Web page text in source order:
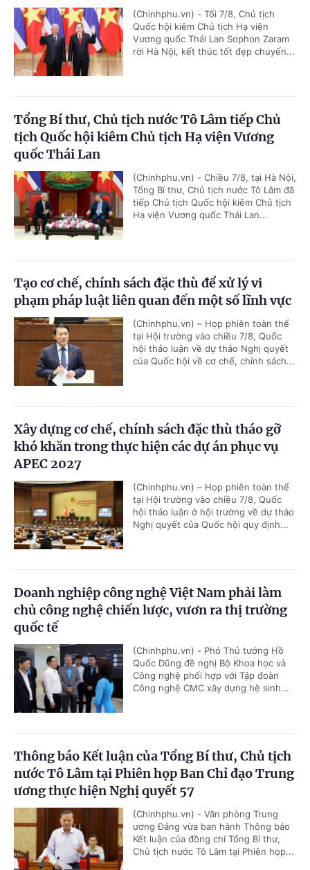
(Chinhphu.vn) - Tối 7/8, Chủ tịch
Quốc hội kiêm Chủ tịch Hạ viện
Vương quốc Thái Lan Sophon Zaram
rời Hà Nội, kết thúc tốt đẹp chuyến...
Tổng Bí thư, Chủ tịch nước Tô Lâm tiếp Chủ
tịch Quốc hội kiêm Chủ tịch Hạ viện Vương
quốc Thái Lan
(Chinhphu.vn) - Chiều 7/8, tại Hà Nội,
Tổng Bí thư, Chủ tịch nước Tô Lâm đã
tiếp Chủ tịch Quốc hội kiêm Chủ tịch
Hạ viện Vương quốc Thái Lan...
Tạo cơ chế, chính sách đặc thù để xử lý vi
phạm pháp luật liên quan đến một số lĩnh vực
(Chinhphu.vn) – Họp phiên toàn thể
tại Hội trường vào chiều 7/8, Quốc
hội thảo luận về dự thảo Nghị quyết
của Quốc hội về cơ chế, chính sách...
Xây dựng cơ chế, chính sách đặc thù tháo gỡ
khó khăn trong thực hiện các dự án phục vụ
APEC 2027
(Chinhphu.vn) – Họp phiên toàn thể
tại Hội trường vào chiều 7/8, Quốc
hội thảo luận ở hội trường về dự thảo
Nghị quyết của Quốc hội quy định...
Doanh nghiệp công nghệ Việt Nam phải làm
chủ công nghệ chiến lược, vươn ra thị trường
quốc tế
(Chinhphu.vn) - Phó Thủ tướng Hồ
Quốc Dũng đề nghị Bộ Khoa học và
Công nghệ phối hợp với Tập đoàn
Công nghệ CMC xây dựng hệ sinh...
Thông báo Kết luận của Tổng Bí thư, Chủ tịch
nước Tô Lâm tại Phiên họp Ban Chỉ đạo Trung
ương thực hiện Nghị quyết 57
(Chinhphu.vn) - Văn phòng Trung
ương Đảng vừa ban hành Thông báo
Kết luận của đồng chí Tổng Bí thư,
Chủ tịch nước Tô Lâm tại Phiên họp...